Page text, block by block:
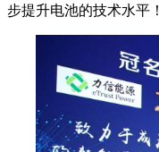
步提升电池的技术水平！